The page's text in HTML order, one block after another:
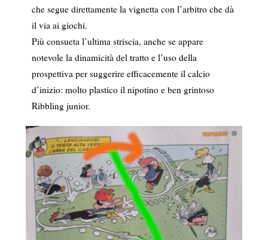
che segue direttamente la vignetta con l’arbitro che dà
il via ai giochi.
Più consueta l’ultima striscia, anche se appare
notevole la dinamicità del tratto e l’uso della
prospettiva per suggerire efficacemente il calcio
d’inizio: molto plastico il nipotino e ben grintoso
Ribbling junior.